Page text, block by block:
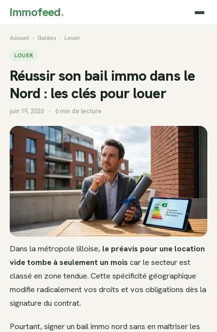
immofeed.
Accueil › Guides › Louer
LOUER
Réussir son bail immo dans le
Nord : les clés pour louer
juin 19, 2026 · 6 min de lecture
Dans la métropole lilloise, le préavis pour une location
vide tombe à seulement un mois car le secteur est
classé en zone tendue. Cette spécificité géographique
modifie radicalement vos droits et vos obligations dès la
signature du contrat.
Pourtant, signer un bail immo nord sans en maîtriser les